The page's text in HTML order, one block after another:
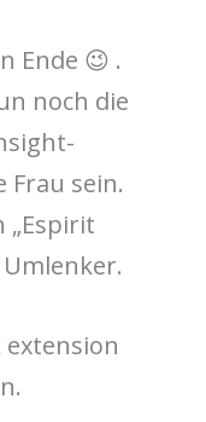
Ende 😉 .
noch die
Frau sein.
„Espirit
Umlenker.
extension